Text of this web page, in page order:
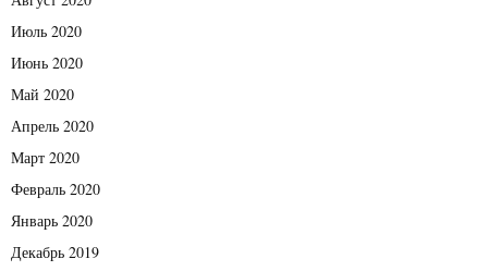
Июль 2020
Июнь 2020
Май 2020
Апрель 2020
Март 2020
Февраль 2020
Январь 2020
Декабрь 2019